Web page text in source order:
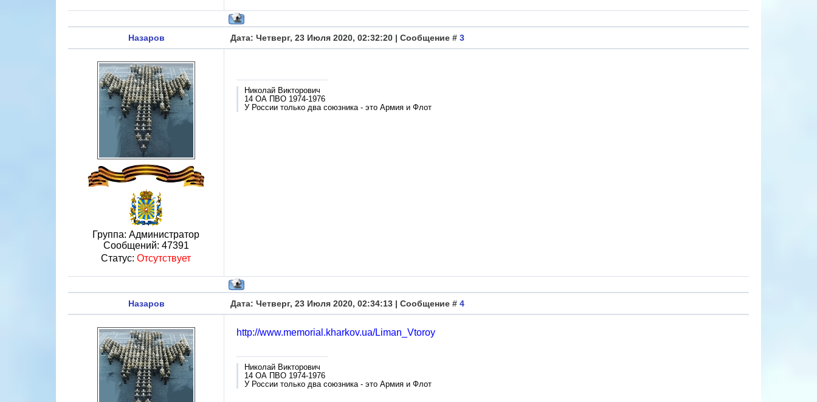
Назаров Дата: Четверг, 23 Июля 2020, 02:32:20 | Сообщение # 3
Группа: Администратор
Сообщений: 47391
Статус: Отсутствует
Николай Викторович
14 ОА ПВО 1974-1976
У России только два союзника - это Армия и Флот
Назаров Дата: Четверг, 23 Июля 2020, 02:34:13 | Сообщение # 4
http://www.memorial.kharkov.ua/Liman_Vtoroy
Николай Викторович
14 ОА ПВО 1974-1976
У России только два союзника - это Армия и Флот